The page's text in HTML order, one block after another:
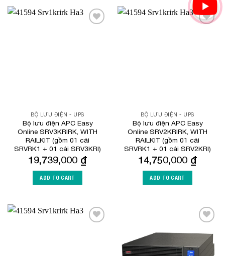
BỘ LƯU ĐIỆN - UPS
Bộ lưu điện APC Easy
Online SRV3KRIRK, WITH
RAILKIT (gồm 01 cái
SRVRK1 + 01 cái SRV3KRI)
19,739,000 ₫
ADD TO CART
BỘ LƯU ĐIỆN - UPS
Bộ lưu điện APC Easy
Online SRV2KRIRK, WITH
RAILKIT (gồm 01 cái
SRVRK1 + 01 cái SRV2KRI)
14,750,000 ₫
ADD TO CART
Wishlist